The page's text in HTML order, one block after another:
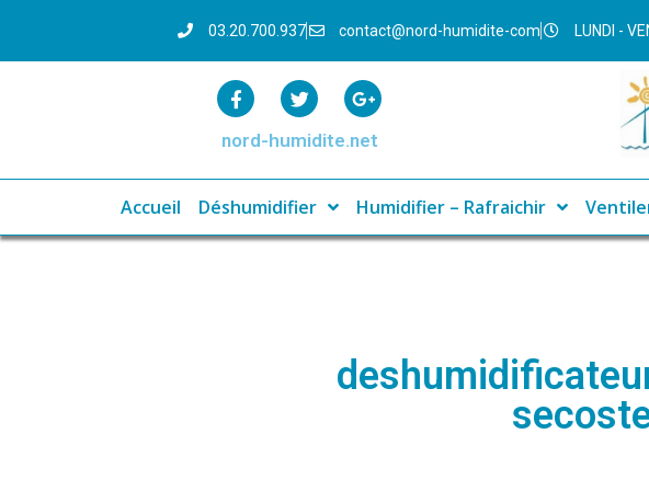
03.20.700.937 contact@nord-humidite-com LUNDI -
nord-humidite.net
Accueil Déshumidifier Humidifier – Rafraichir